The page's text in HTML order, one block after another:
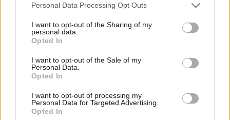
Personal Data Processing Opt Outs
I want to opt-out of the Sharing of my
personal data.
Opted In
I want to opt-out of the Sale of my
Personal Data.
Opted In
I want to opt-out of processing my
Personal Data for Targeted Advertising.
Opted In
ADV
Commenti